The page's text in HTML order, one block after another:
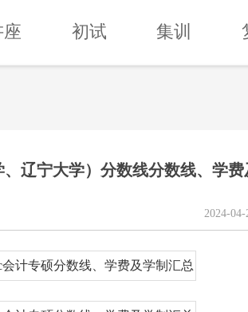
初试 集训
辽宁大学）分数线分数线、学
2024-